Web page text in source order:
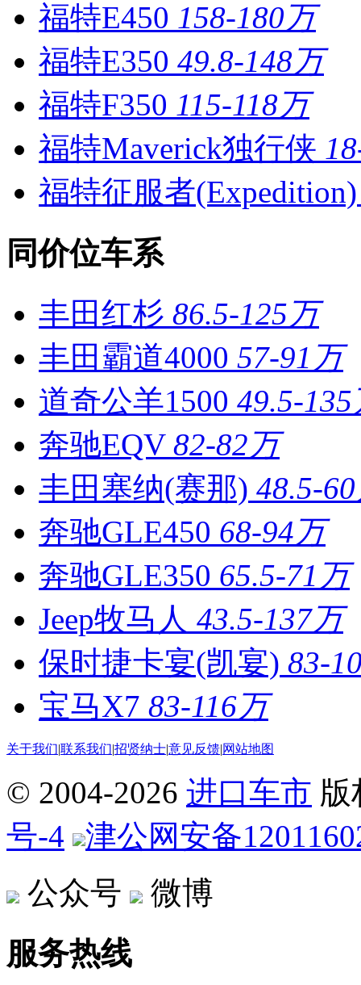
福特E450 158-180万
福特E350 49.8-148万
福特F350 115-118万
福特Maverick独行侠
福特征服者(Expedition)
同价位车系
丰田红杉 86.5-125万
丰田霸道4000 57-91万
道奇公羊1500 49.5-135
奔驰EQV 82-82万
丰田塞纳(赛那) 48.5-
奔驰GLE450 68-94万
奔驰GLE350 65.5-71万
Jeep牧马人 43.5-137万
保时捷卡宴(凯宴) 83-
宝马X7 83-116万
关于我们|联系我们|招贤纳士|意见反馈|网站地图
© 2004-2026 进口车市
号-4
津公网安备
公众号
微博
服务热线